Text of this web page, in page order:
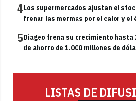
4Los supermercados ajustan el
frenar las mermas por el calor y el
5Diageo frena su crecimiento hasta
de ahorro de 1.000 millones de
LISTAS DE